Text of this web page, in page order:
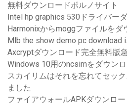
無料ダウンロードポルノサイト
Intel hp graphics 530ドライバー
Harmonixからmoggファイルを
Mlb the show demo pc download
Axcryptダウンロード完全無料版
Windows 10用のncsimをダウン
スカイリムはそれを忘れてセッ
ました
ファイアウォールAPKダウンロー